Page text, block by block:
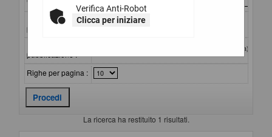
Verifica Anti-Robot
Clicca per iniziare
Riferimento
procedura :
pubblicazione :
(gg/mm/aaaa)
Righe per pagina :
La ricerca ha restituito 1 risultati.